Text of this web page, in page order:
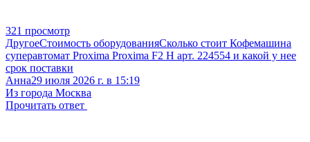
321 просмотр
ДругоеСтоимость оборудованияСколько стоит Кофемашина
суперавтомат Proxima Proxima F2 H арт. 224554 и какой у нее
срок поставки
Анна29 июля 2026 г. в 15:19
Из города Москва
Прочитать ответ